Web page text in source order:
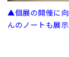
▲個展の開催に向
んのノートも展示